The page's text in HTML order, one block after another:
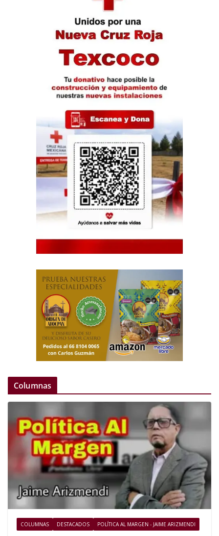
Columnas
COLUMNAS DESTACADOS POLÍTICA AL MARGEN - JAIME ARIZMENDI